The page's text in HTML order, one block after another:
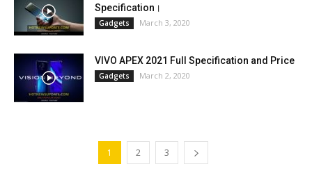
Specification।
Gadgets March 3, 2020
VIVO APEX 2021 Full Specification and Price
Gadgets March 2, 2020
1 2 3